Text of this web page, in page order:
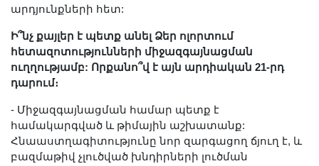
արդյունքների հետ:
Ի՞նչ քայլեր է պետք անել Ձեր ոլորտում
հետազոտությունների միջազգայնացման
ուղղությամբ: Որքանո՞վ է այն արդիական 21-րդ
դարում։
- Միջազգայնացման համար պետք է
համակարգված և թիմային աշխատանք:
Հնաաստղագիտությունը նոր զարգացող ճյուղ է, և
բազմաթիվ չլուծված խնդիրների լուծման